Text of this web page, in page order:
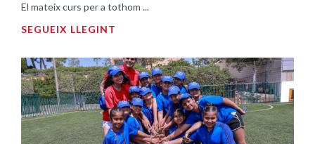
El mateix curs per a tothom ...
SEGUEIX LLEGINT